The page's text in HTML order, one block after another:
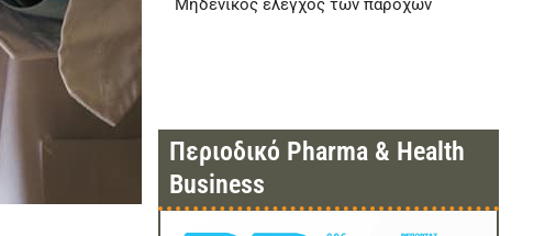
Μηδενικός έλεγχος των παρόχων
Περιοδικό Pharma & Health
Business